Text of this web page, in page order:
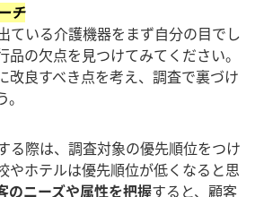
チ
ている介護機器をまず自分の目でし
品の欠点を見つけてみてください。
改良すべき点を考え、調査で裏づけ
る際は、調査対象の優先順位をつけ
やホテルは優先順位が低くなると思
のニーズや属性を把握すると、顧客